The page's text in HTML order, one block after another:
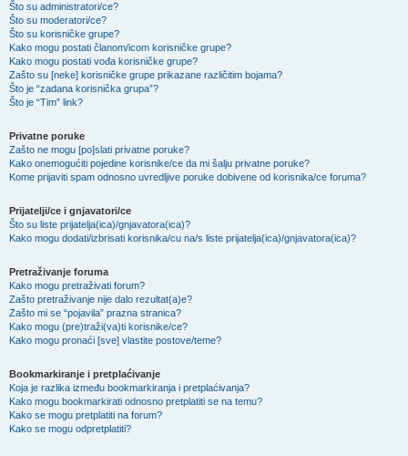
Što su administratori/ce?
Što su moderatori/ce?
Što su korisničke grupe?
Kako mogu postati članom/icom korisničke grupe?
Kako mogu postati vođa korisničke grupe?
Zašto su [neke] korisničke grupe prikazane različitim bojama?
Što je “zadana korisnička grupa”?
Što je “Tim” link?
Privatne poruke
Zašto ne mogu [po]slati privatne poruke?
Kako onemogućiti pojedine korisnike/ce da mi šalju privatne poruke?
Kome prijaviti spam odnosno uvredljive poruke dobivene od korisnika/ce foruma?
Prijatelji/ce i gnjavatori/ce
Što su liste prijatelja(ica)/gnjavatora(ica)?
Kako mogu dodati/izbrisati korisnika/cu na/s liste prijatelja(ica)/gnjavatora(ica)?
Pretraživanje foruma
Kako mogu pretraživati forum?
Zašto pretraživanje nije dalo rezultat(a)e?
Zašto mi se “pojavila” prazna stranica?
Kako mogu (pre)traži(va)ti korisnike/ce?
Kako mogu pronaći [sve] vlastite postove/teme?
Bookmarkiranje i pretplaćivanje
Koja je razlika između bookmarkiranja i pretplaćivanja?
Kako mogu bookmarkirati odnosno pretplatiti se na temu?
Kako se mogu pretplatiti na forum?
Kako se mogu odpretplatiti?